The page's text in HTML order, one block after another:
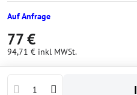
Auf Anfrage
77 €
94,71 € inkl MWSt.